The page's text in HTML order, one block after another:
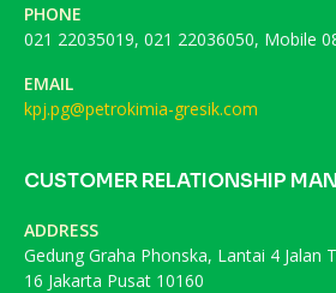
PHONE
021 22035019, 021 22036050, Mobile
EMAIL
kpj.pg@petrokimia-gresik.com
CUSTOMER RELATIONSHIP
ADDRESS
Gedung Graha Phonska, Lantai 4 Jalan
16 Jakarta Pusat 10160